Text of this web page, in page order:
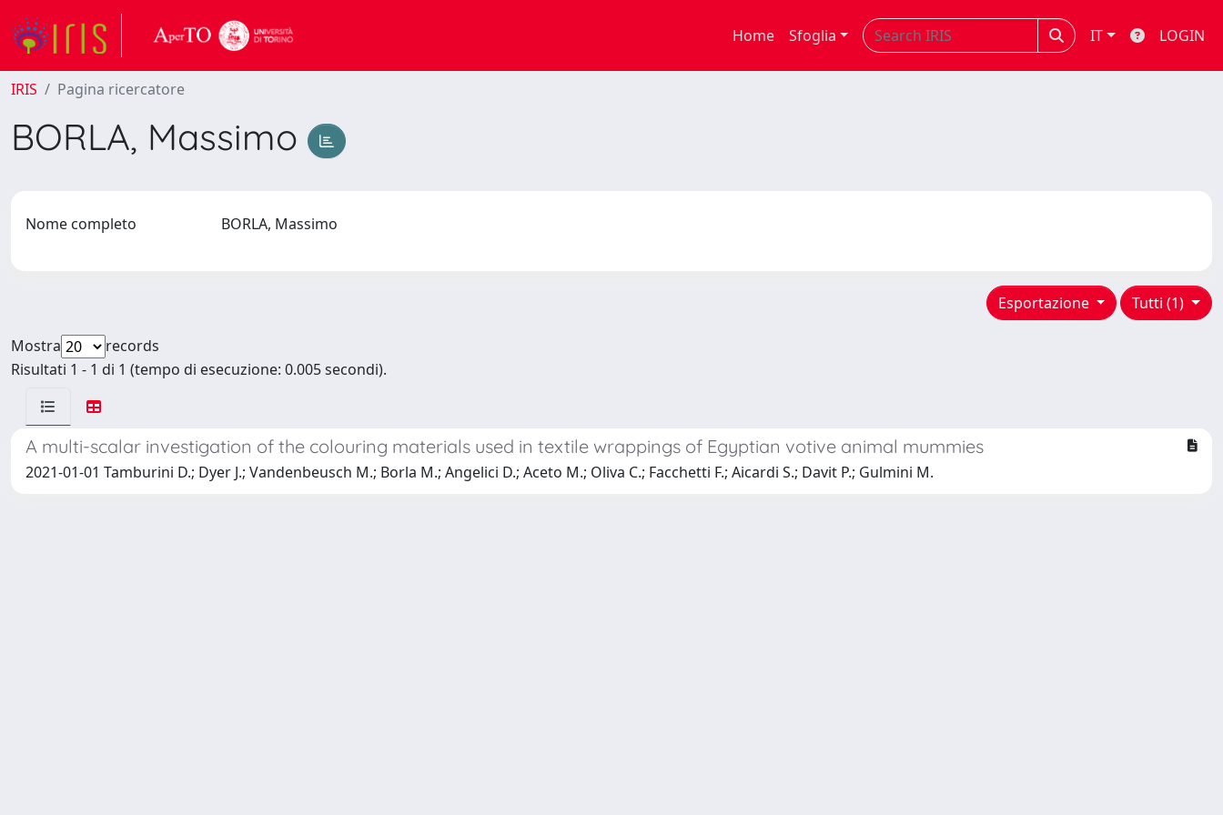
Home Sfoglia IT LOGIN
IRIS Pagina ricercatore
BORLA, Massimo
Nome completo BORLA, Massimo
Tutti (1)
Esportazione
Mostra
records
Risultati 1 - 1 di 1 (tempo di esecuzione: 0.005 secondi).
A multi-scalar investigation of the colouring materials used in textile wrappings of Egyptian votive animal mummies
2021-01-01 Tamburini D.; Dyer J.; Vandenbeusch M.; Borla M.; Angelici D.; Aceto M.; Oliva C.; Facchetti F.; Aicardi S.; Davit P.; Gulmini M.